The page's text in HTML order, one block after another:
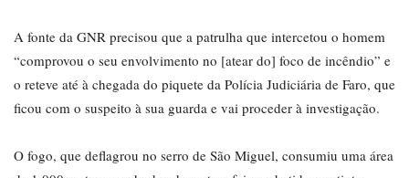
A fonte da GNR precisou que a patrulha que intercetou o homem
“comprovou o seu envolvimento no [atear do] foco de incêndio” e
o reteve até à chegada do piquete da Polícia Judiciária de Faro, que
ficou com o suspeito à sua guarda e vai proceder à investigação.
O fogo, que deflagrou no serro de São Miguel, consumiu uma área